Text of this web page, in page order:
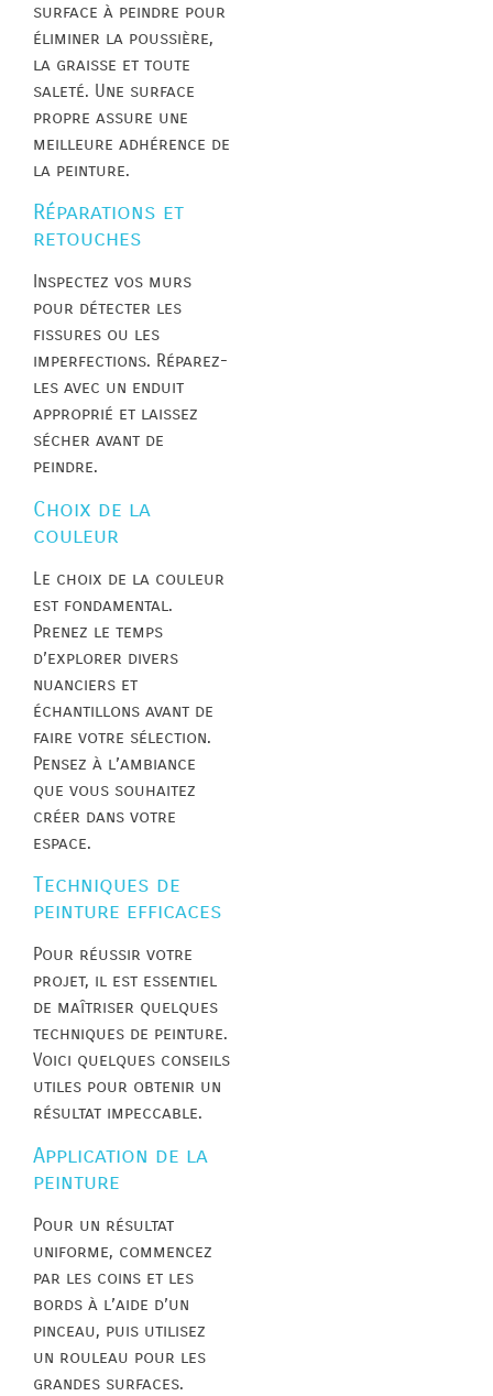
surface à peindre pour
éliminer la poussière,
la graisse et toute
saleté. Une surface
propre assure une
meilleure adhérence de
la peinture.
Réparations et
retouches
Inspectez vos murs
pour détecter les
fissures ou les
imperfections. Réparez-
les avec un enduit
approprié et laissez
sécher avant de
peindre.
Choix de la
couleur
Le choix de la couleur
est fondamental.
Prenez le temps
d’explorer divers
nuanciers et
échantillons avant de
faire votre sélection.
Pensez à l’ambiance
que vous souhaitez
créer dans votre
espace.
Techniques de
peinture efficaces
Pour réussir votre
projet, il est essentiel
de maîtriser quelques
techniques de peinture.
Voici quelques conseils
utiles pour obtenir un
résultat impeccable.
Application de la
peinture
Pour un résultat
uniforme, commencez
par les coins et les
bords à l’aide d’un
pinceau, puis utilisez
un rouleau pour les
grandes surfaces.